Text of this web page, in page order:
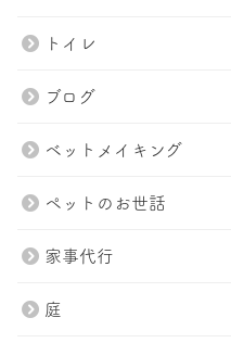
トイレ
ブログ
ベットメイキング
ペットのお世話
家事代行
庭